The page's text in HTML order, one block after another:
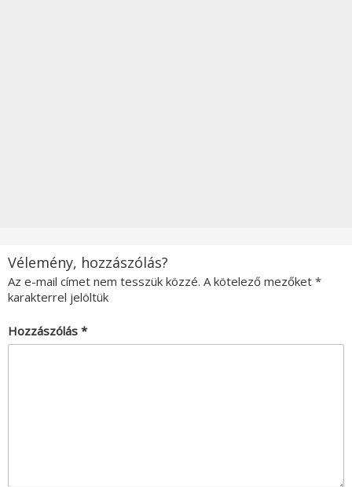
Vélemény, hozzászólás?
Az e-mail címet nem tesszük közzé. A kötelező mezőket *
karakterrel jelöltük
Hozzászólás *